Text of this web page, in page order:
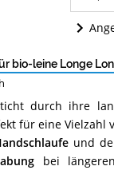
bio-leine Longe
durch ihre
für eine Vielzahl
und
bei